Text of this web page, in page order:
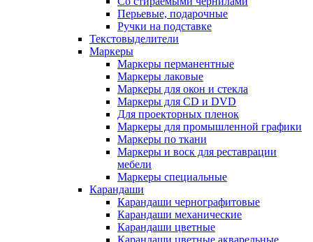
Перьевые, подарочные
Ручки на подставке
Текстовыделители
Маркеры
Маркеры перманентные
Маркеры лаковые
Маркеры для окон и стекла
Маркеры для CD и DVD
Для проекторных пленок
Маркеры для промышленной графики
Маркеры по ткани
Маркеры и воск для реставрации
мебели
Маркеры специальные
Карандаши
Карандаши чернографитовые
Карандаши механические
Карандаши цветные